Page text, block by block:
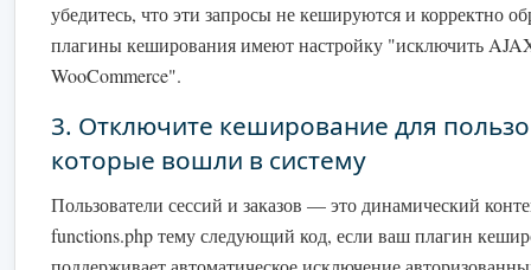
убедитесь, что эти запросы не кешируются и корректно
плагины кеширования имеют настройку "исключить
WooCommerce".
3. Отключите кеширование для
которые вошли в систему
Пользователи сессий и заказов — это динамический
functions.php тему следующий код, если ваш плагин